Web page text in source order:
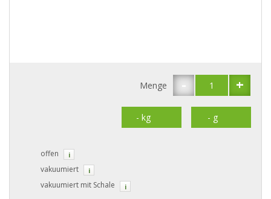
- +
Menge
offen i
vakuumiert i
vakuumiert mit Schale i